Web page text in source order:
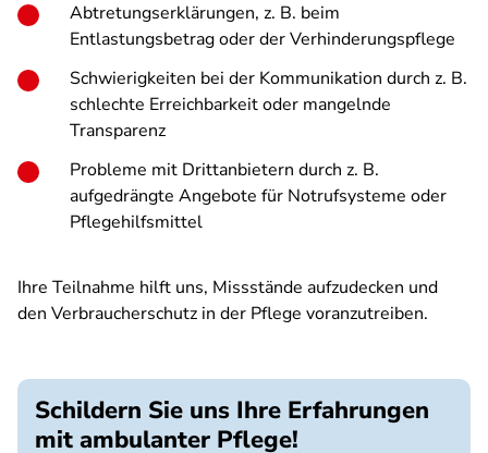
Abtretungserklärungen, z. B. beim
Entlastungsbetrag oder der Verhinderungspflege
Schwierigkeiten bei der Kommunikation durch z. B.
schlechte Erreichbarkeit oder mangelnde
Transparenz
Probleme mit Drittanbietern durch z. B.
aufgedrängte Angebote für Notrufsysteme oder
Pflegehilfsmittel
Ihre Teilnahme hilft uns, Missstände aufzudecken und
den Verbraucherschutz in der Pflege voranzutreiben.
Schildern Sie uns Ihre Erfahrungen
mit ambulanter Pflege!